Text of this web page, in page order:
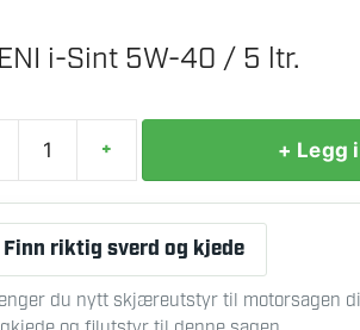
ENI i-Sint 5W-40 / 5 ltr.
+ + Legg
Finn riktig sverd og kjede
du nytt skjæreutstyr til motorsagen